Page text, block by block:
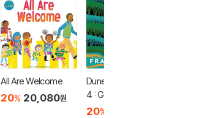
All Are Welcome
20% 20,080원
Dune Chronicles #0
4 : God Emperor of
Dune
20%